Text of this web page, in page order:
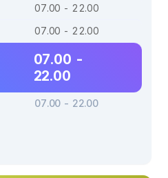
07.00 - 22.00
07.00 - 22.00
07.00 -
22.00
07.00 - 22.00